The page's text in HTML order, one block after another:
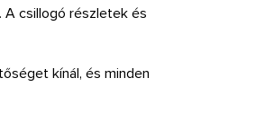
A csillogó részletek és
kínál, és minden